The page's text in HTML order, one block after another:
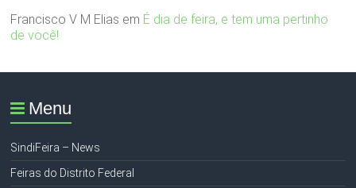
Francisco V M Elias em É dia de feira, e tem uma pertinho
de você!
Menu
SindiFeira – News
Feiras do Distrito Federal